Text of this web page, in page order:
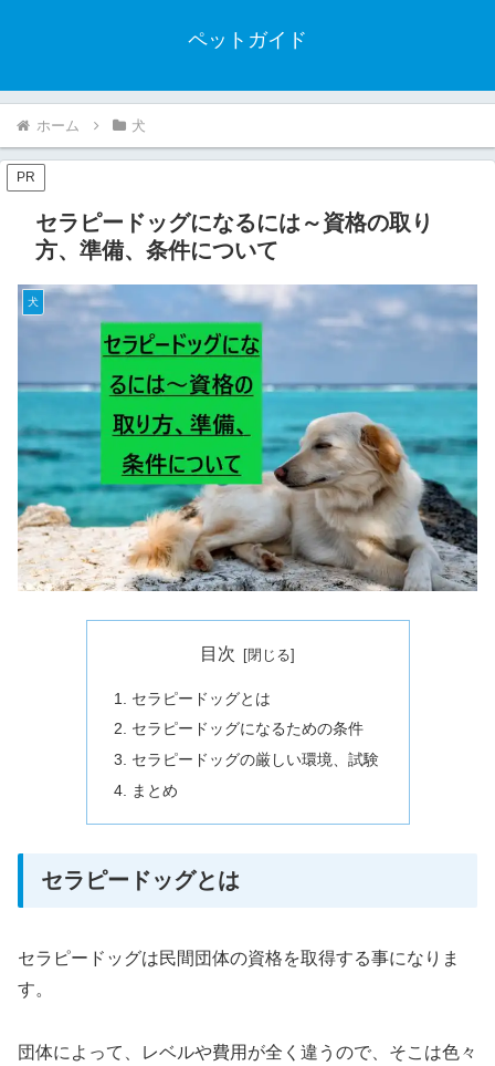
ペットガイド
ホーム 犬
PR
セラピードッグになるには～資格の取り
方、準備、条件について
犬
目次
セラピードッグとは
セラピードッグになるための条件
セラピードッグの厳しい環境、試験
まとめ
セラピードッグとは
セラピードッグは民間団体の資格を取得する事になりま
す。
団体によって、レベルや費用が全く違うので、そこは色々